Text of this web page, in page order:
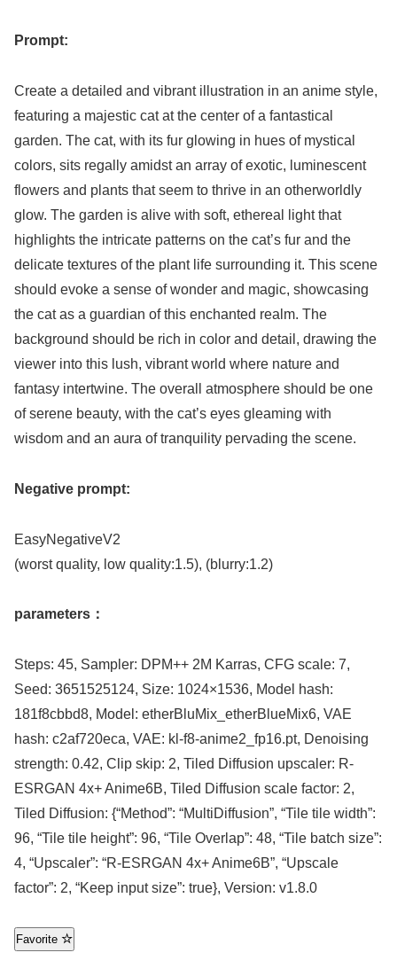
Prompt:
Create a detailed and vibrant illustration in an anime style,
featuring a majestic cat at the center of a fantastical
garden. The cat, with its fur glowing in hues of mystical
colors, sits regally amidst an array of exotic, luminescent
flowers and plants that seem to thrive in an otherworldly
glow. The garden is alive with soft, ethereal light that
highlights the intricate patterns on the cat’s fur and the
delicate textures of the plant life surrounding it. This scene
should evoke a sense of wonder and magic, showcasing
the cat as a guardian of this enchanted realm. The
background should be rich in color and detail, drawing the
viewer into this lush, vibrant world where nature and
fantasy intertwine. The overall atmosphere should be one
of serene beauty, with the cat’s eyes gleaming with
wisdom and an aura of tranquility pervading the scene.
Negative prompt:
EasyNegativeV2
(worst quality, low quality:1.5), (blurry:1.2)
parameters：
Steps: 45, Sampler: DPM++ 2M Karras, CFG scale: 7,
Seed: 3651525124, Size: 1024×1536, Model hash:
181f8cbbd8, Model: etherBluMix_etherBlueMix6, VAE
hash: c2af720eca, VAE: kl-f8-anime2_fp16.pt, Denoising
strength: 0.42, Clip skip: 2, Tiled Diffusion upscaler: R-
ESRGAN 4x+ Anime6B, Tiled Diffusion scale factor: 2,
Tiled Diffusion: {“Method”: “MultiDiffusion”, “Tile tile width”:
96, “Tile tile height”: 96, “Tile Overlap”: 48, “Tile batch size”:
4, “Upscaler”: “R-ESRGAN 4x+ Anime6B”, “Upscale
factor”: 2, “Keep input size”: true}, Version: v1.8.0
Favorite